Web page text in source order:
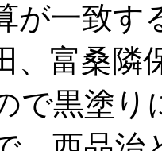
が一致す
、富桑隣
で黒塗